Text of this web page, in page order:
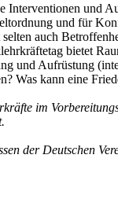
und
und für
auch
bietet
und Aufrüstung
kann eine
im
der Deutschen